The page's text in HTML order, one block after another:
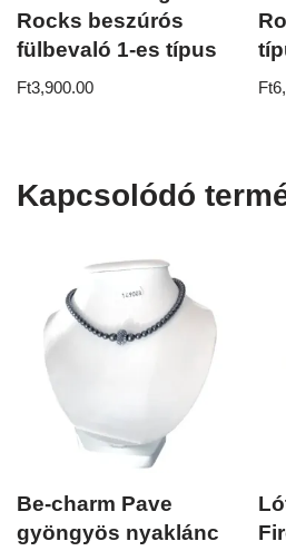
Rocks beszúrós
fülbevaló 1-es típus
Ft3,900.00 Ft
Kapcsolódó
Be-charm Pave
gyöngyös nyaklánc